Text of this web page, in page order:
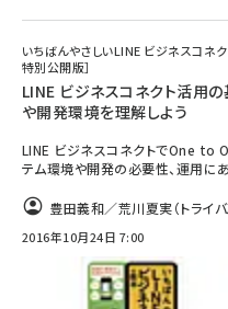
いちばんやさしいLINE ビジネスコネ
特別公開版］
LINE ビジネスコネクト活用
や開発環境を理解しよう
LINE ビジネスコネクトでOne to
テム環境や開発の必要性、運用に
豊田義和／荒川夏実（トライバ
2016年10月24日 7:00